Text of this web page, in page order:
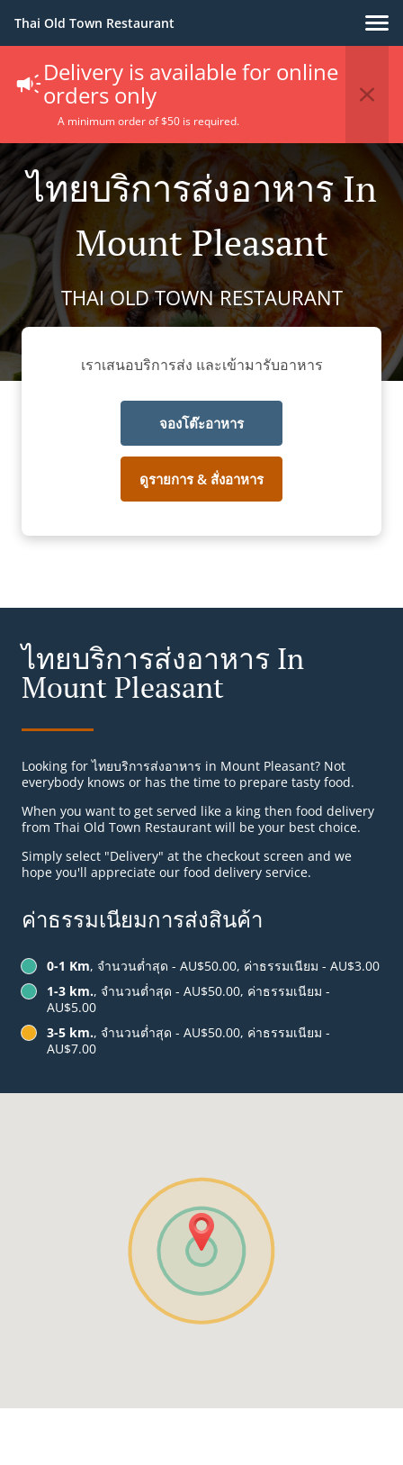
Thai Old Town Restaurant
Delivery is available for online
orders only
A minimum order of $50 is required.
ไทยบริการส่งอาหาร In
Mount Pleasant
THAI OLD TOWN RESTAURANT
เราเสนอบริการส่ง และเข้ามารับอาหาร
จองโต๊ะอาหาร
ดูรายการ & สั่งอาหาร
ไทยบริการส่งอาหาร In
Mount Pleasant
Looking for ไทยบริการส่งอาหาร in Mount Pleasant? Not
everybody knows or has the time to prepare tasty food.
When you want to get served like a king then food delivery
from Thai Old Town Restaurant will be your best choice.
Simply select "Delivery" at the checkout screen and we
hope you'll appreciate our food delivery service.
ค่าธรรมเนียมการส่งสินค้า
0-1 Km, จำนวนต่ำสุด - AU$50.00, ค่าธรรมเนียม - AU$3.00
1-3 km., จำนวนต่ำสุด - AU$50.00, ค่าธรรมเนียม -
AU$5.00
3-5 km., จำนวนต่ำสุด - AU$50.00, ค่าธรรมเนียม -
AU$7.00